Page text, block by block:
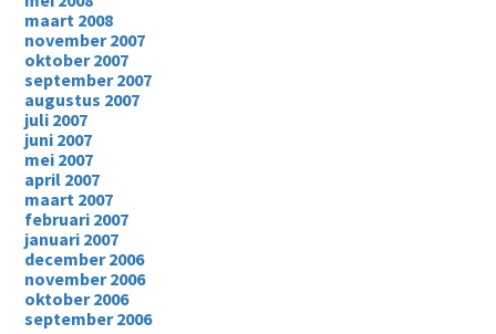
maart 2008
november 2007
oktober 2007
september 2007
augustus 2007
juli 2007
juni 2007
mei 2007
april 2007
maart 2007
februari 2007
januari 2007
december 2006
november 2006
oktober 2006
september 2006